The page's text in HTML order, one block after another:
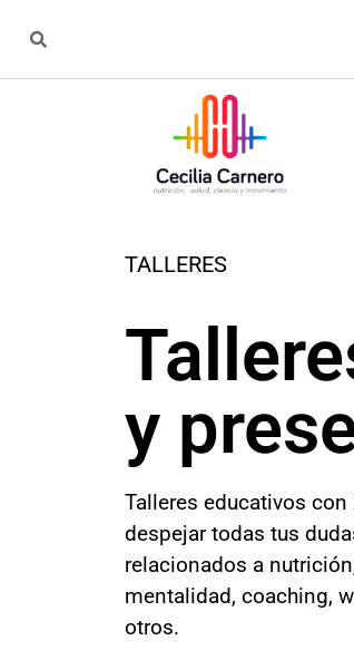
TALLERES
y
Talleres educativos
despejar todas tus
relacionados a
mentalidad, coaching,
otros.